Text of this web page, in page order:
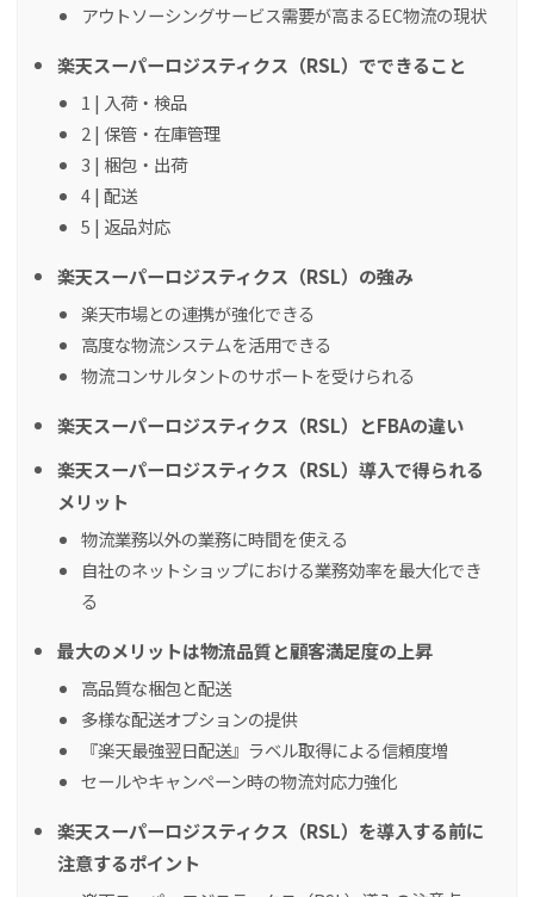
アウトソーシングサービス需要が高まるEC物流の現状
楽天スーパーロジスティクス（RSL）でできること
1 | 入荷・検品
2 | 保管・在庫管理
3 | 梱包・出荷
4 | 配送
5 | 返品対応
楽天スーパーロジスティクス（RSL）の強み
楽天市場との連携が強化できる
高度な物流システムを活用できる
物流コンサルタントのサポートを受けられる
楽天スーパーロジスティクス（RSL）とFBAの違い
楽天スーパーロジスティクス（RSL）導入で得られる
メリット
物流業務以外の業務に時間を使える
自社のネットショップにおける業務効率を最大化でき
る
最大のメリットは物流品質と顧客満足度の上昇
高品質な梱包と配送
多様な配送オプションの提供
『楽天最強翌日配送』ラベル取得による信頼度増
セールやキャンペーン時の物流対応力強化
楽天スーパーロジスティクス（RSL）を導入する前に
注意するポイント